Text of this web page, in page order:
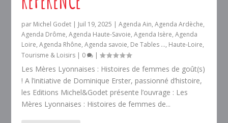
par Michel Godet | Juil 19, 2025 |Agenda Ain,Agenda Ardèche,
Agenda Drôme,Agenda Haute-Savoie,Agenda Isère,Agenda
Loire,Agenda Rhône,Agenda savoie, De Tables ..., Haute-Loire,
Tourisme & Loisirs | 0 |
Les Mères Lyonnaises : Histoires de femmes de goût(s)
! A l’initiative de Dominique Erster, passionné d’histoire,
les Editions Michel&Godet présente l’ouvrage : Les
Mères Lyonnaises : Histoires de femmes de...